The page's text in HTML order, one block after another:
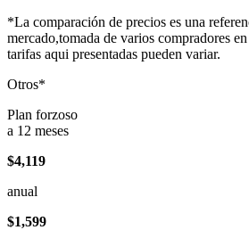
*La comparación de precios es una
mercado,tomada de varios compradores
tarifas aqui presentadas pueden variar.
Otros*
Plan forzoso
a 12 meses
$4,119
anual
$1,599